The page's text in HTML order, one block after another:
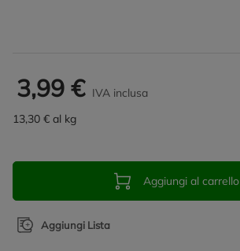
3,99 € IVA inclusa
13,30 € al kg
Aggiungi al carrello
Aggiungi Lista